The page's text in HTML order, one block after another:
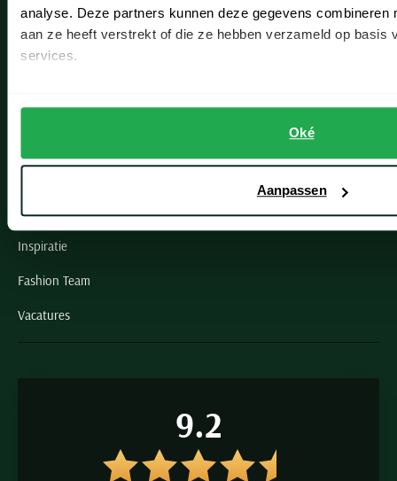
analyse. Deze partners kunnen deze gegevens combineren
aan ze heeft verstrekt of die ze hebben verzameld op basis
services.
Oké
Aanpassen
Oegstgeest
Openingstijden winkels
Schulte Herenmode
VIP member
Inspiratie
Fashion Team
Vacatures
9.2